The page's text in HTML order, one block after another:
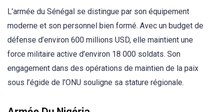
L’armée du Sénégal se distingue par son équipement
moderne et son personnel bien formé. Avec un budget de
défense d’environ 600 millions USD, elle maintient une
force militaire active d’environ 18 000 soldats. Son
engagement dans des opérations de maintien de la paix
sous l’égide de l’ONU souligne sa stature régionale.